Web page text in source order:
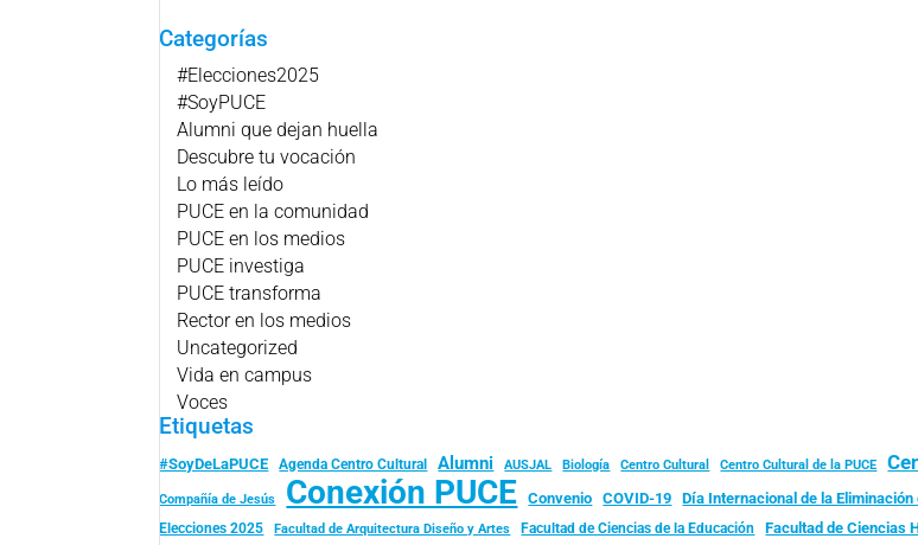
Categorías
#Elecciones2025
#SoyPUCE
Alumni que dejan huella
Descubre tu vocación
Lo más leído
PUCE en la comunidad
PUCE en los medios
PUCE investiga
PUCE transforma
Rector en los medios
Uncategorized
Vida en campus
Voces
Etiquetas
#SoyDeLaPUCE Agenda Centro Cultural Alumni AUSJAL Biología Centro Cultural Centro Cultural de la PUCE
Compañía de Jesús Conexión PUCE Convenio COVID-19 Día Internacional de la
Elecciones 2025
Facultad de Arquitectura Diseño y Artes Facultad de Ciencias de la Educación Facultad de Ciencias